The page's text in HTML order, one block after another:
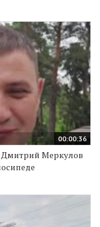
00:00:36
Дмитрий Меркулов